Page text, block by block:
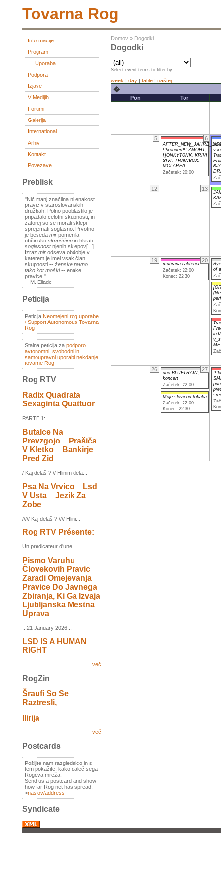
Tovarna Rog
Informacije
Program
Uporaba
Podpora
Izjave
V Medijih
Forumi
Galerija
International
Arhiv
Kontakt
Povezave
Preblisk
"Nič manj značilna ni enakost
pravic v staroslovanskih
družbah. Polno pooblastilo je
pripadalo celotni skupnosti, in
zatorej so se morali sklepi
sprejemati soglasno. Prvotno
je beseda mir pomenila
občinsko skupščino in hkrati
soglasnostnjenih sklepov[...]
Izraz mir odseva obdobje v
katerem je imel vsak član
skupnosti -- ženske ravno
tako kot moški-- enake
pravice."
-- M. Eliade
Peticija
Peticija Neomejeni rog uporabe
/ Support Autonomous Tovarna
Rog
Stalna peticija za podporo
avtonomni, svobodni in
samoupravni uporabi nekdanje
tovarne Rog
Rog RTV
Radix Quadrata
Sexaginta Quattuor
PARTE 1:
Butalce Na
Prevzgojo _ Prašiča
V Kletko _ Bankirje
Pred Zid
/ Kaj delaš ? // Hlinim dela...
Psa Na Vrvico _ Lsd
V Usta _ Jezik Za
Zobe
///// Kaj delaš ? //// Hlini...
Rog RTV Présente:
Un prédicateur d'une ...
Pismo Varuhu
Človekovih Pravic
Zaradi Omejevanja
Pravice Do Javnega
Zbiranja, Ki Ga Izvaja
Ljubljanska Mestna
Uprava
...21 January 2026...
LSD IS A HUMAN
RIGHT
več
RogZin
Šraufi So Se
Raztresli,
Ilirija
več
Postcards
Pošljite nam razglednico in s
tem pokažite, kako daleč sega
Rogova mreža.
Send us a postcard and show
how far Rog net has spread.
>naslov/address
Syndicate
Domov » Dogodki
Dogodki
Select event terms to filter by
week | day | table | naštej
�
Pon Tor
5 6
AFTER_NEW_JAHRE_1.del
!!!koncert!!! ŽMOHT,
HONKYTONK, KRIVI
ŠIVI, TRAINBOX,
MCLAREN
Začetek: 20:00
v
12 13
19 20
mutirana bakterija
Začetek: 22:00
Konec: 22:30
of
26 27
duo BLUETRAIN,
koncert
Začetek: 22:00
Moje slovo od tobaka
Začetek: 22:00
Konec: 22:30